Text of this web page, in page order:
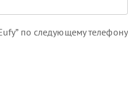
по следующему телефону